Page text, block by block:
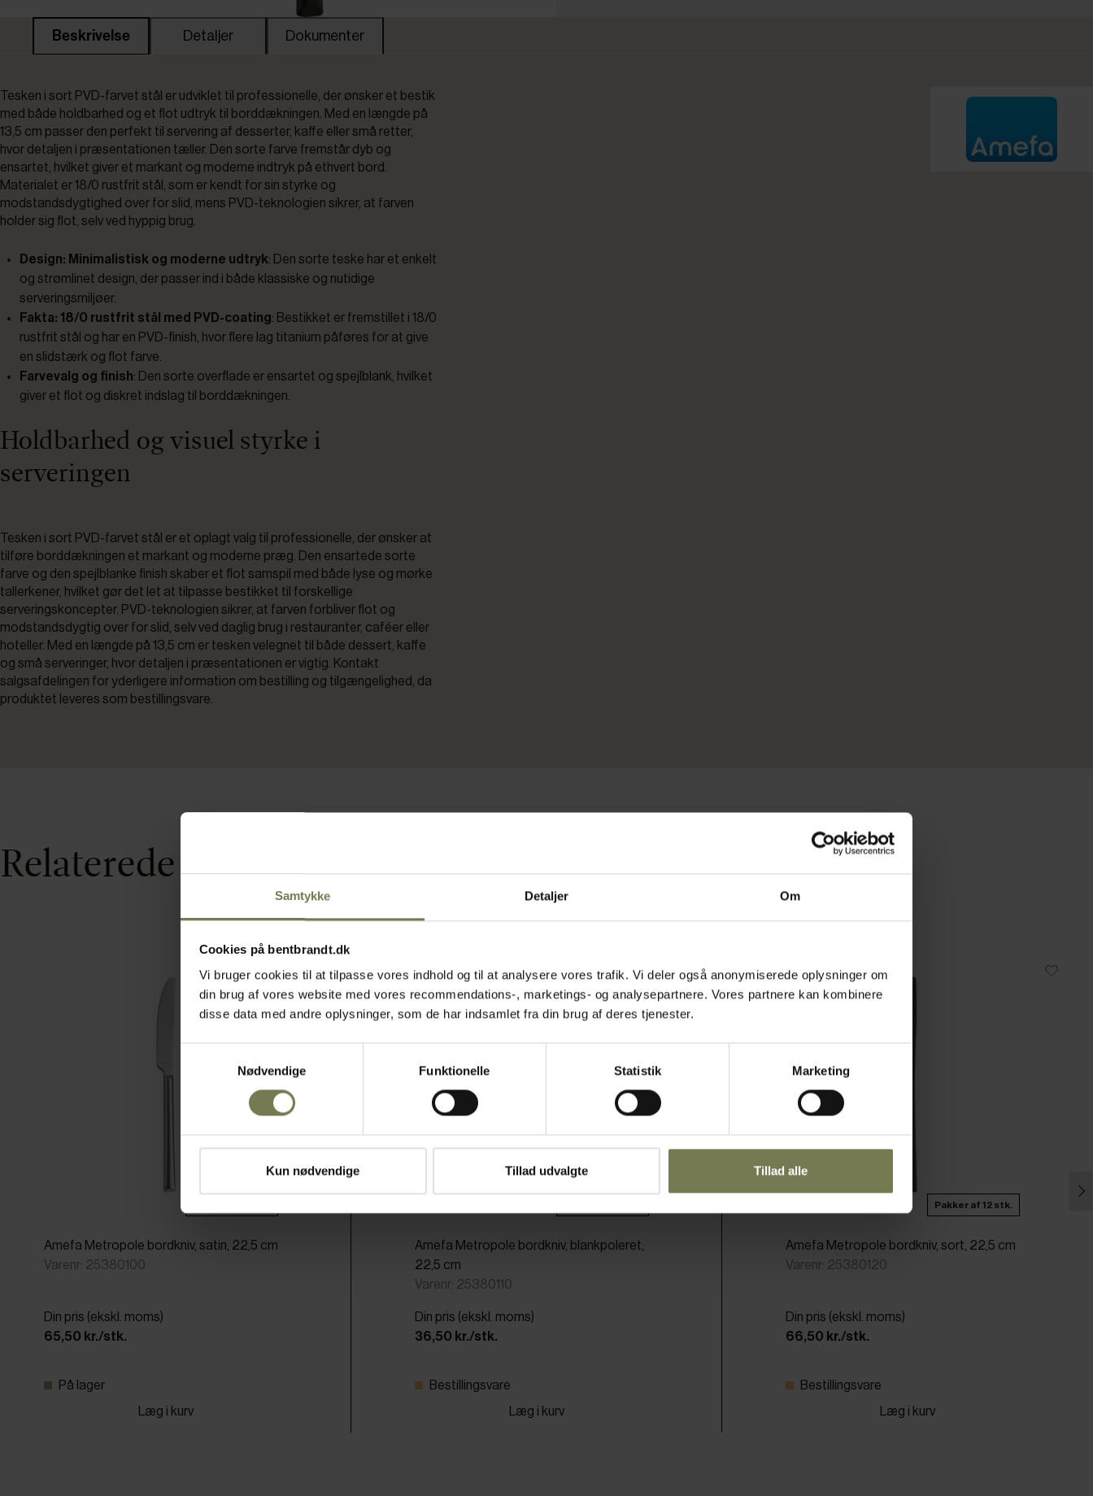
Samtykke Detaljer Om
Cookies på bentbrandt.dk
Vi bruger cookies til at tilpasse vores indhold og til at analysere vores trafik. Vi deler også anonymiserede oplysninger om
din brug af vores website med vores recommendations-, marketings- og analysepartnere. Vores partnere kan kombinere
disse data med andre oplysninger, som de har indsamlet fra din brug af deres tjenester.
Nødvendige
Funktionelle Statistik Marketing
Kun nødvendige Tillad udvalgte Tillad alle
Beskrivelse Detaljer Dokumenter
Tesken i sort PVD-farvet stål er udviklet til professionelle, der ønsker et bestik
med både holdbarhed og et flot udtryk til borddækningen. Med en længde på
13,5 cm passer den perfekt til servering af desserter, kaffe eller små retter,
hvor detaljen i præsentationen tæller. Den sorte farve fremstår dyb og
ensartet, hvilket giver et markant og moderne indtryk på ethvert bord.
Materialet er 18/0 rustfrit stål, som er kendt for sin styrke og
modstandsdygtighed over for slid, mens PVD-teknologien sikrer, at farven
holder sig flot, selv ved hyppig brug.
Design: Minimalistisk og moderne udtryk: Den sorte teske har et enkelt
og strømlinet design, der passer ind i både klassiske og nutidige
serveringsmiljøer.
Fakta: 18/0 rustfrit stål med PVD-coating: Bestikket er fremstillet i 18/0
rustfrit stål og har en PVD-finish, hvor flere lag titanium påføres for at give
en slidstærk og flot farve.
Farvevalg og finish: Den sorte overflade er ensartet og spejlblank, hvilket
giver et flot og diskret indslag til borddækningen.
Holdbarhed og visuel styrke i
serveringen
Tesken i sort PVD-farvet stål er et oplagt valg til professionelle, der ønsker at
tilføre borddækningen et markant og moderne præg. Den ensartede sorte
farve og den spejlblanke finish skaber et flot samspil med både lyse og mørke
tallerkener, hvilket gør det let at tilpasse bestikket til forskellige
serveringskoncepter. PVD-teknologien sikrer, at farven forbliver flot og
modstandsdygtig over for slid, selv ved daglig brug i restauranter, caféer eller
hoteller. Med en længde på 13,5 cm er tesken velegnet til både dessert, kaffe
og små serveringer, hvor detaljen i præsentationen er vigtig. Kontakt
salgsafdelingen for yderligere information om bestilling og tilgængelighed, da
produktet leveres som bestillingsvare.
Relaterede varer
Amefa Metropole bordkniv, satin, 22,5 cm
Varenr: 25380100
Din pris (ekskl. moms)
65,50 kr./stk.
På lager
Læg i kurv
Amefa Metropole bordkniv, blankpoleret,
22,5 cm
Varenr: 25380110
Din pris (ekskl. moms)
36,50 kr./stk.
Bestillingsvare
Læg i kurv
Pakker af 12 stk.
Amefa Metropole bordkniv, sort, 22,5 cm
Varenr: 25380120
Din pris (ekskl. moms)
66,50 kr./stk.
Bestillingsvare
Læg i kurv